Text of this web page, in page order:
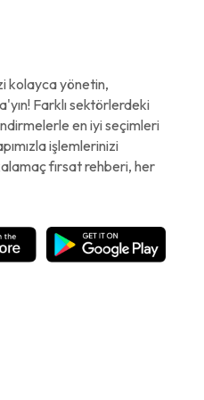
kolayca yönetin,
Farklı sektörlerdeki
en iyi seçimleri
işlemlerinizi
fırsat rehberi, her